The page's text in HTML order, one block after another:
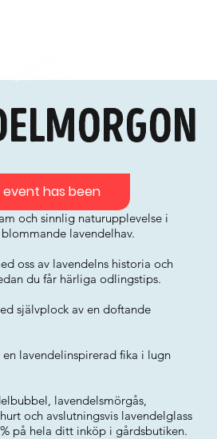
och sinnlig naturupplevelse i
lavendelhav.
oss av lavendelns historia och
du får härliga odlingstips.
självplock av en doftande
lavendelinspirerad fika i lugn
lavendelsmörgås,
och avslutningsvis lavendelglass
på hela ditt inköp i gårdsbutiken.
event has been